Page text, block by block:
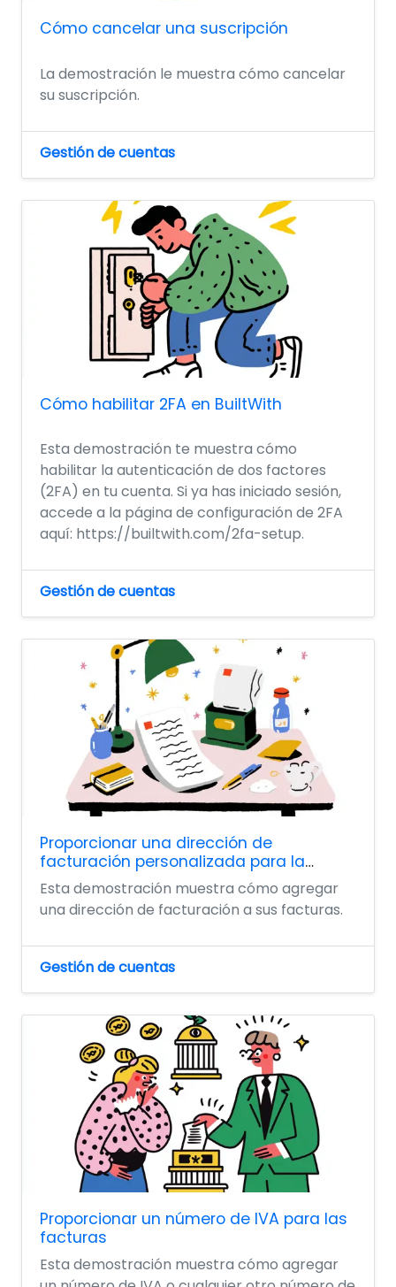
Cómo cancelar una suscripción
La demostración le muestra cómo cancelar
su suscripción.
Gestión de cuentas
Cómo habilitar 2FA en BuiltWith
Esta demostración te muestra cómo
habilitar la autenticación de dos factores
(2FA) en tu cuenta. Si ya has iniciado sesión,
accede a la página de configuración de 2FA
aquí: https://builtwith.com/2fa-setup.
Gestión de cuentas
Proporcionar una dirección de
facturación personalizada para la
facturación
Esta demostración muestra cómo agregar
una dirección de facturación a sus facturas.
Gestión de cuentas
Proporcionar un número de IVA para las
facturas
Esta demostración muestra cómo agregar